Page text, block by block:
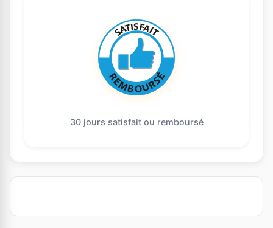
30 jours satisfait ou remboursé